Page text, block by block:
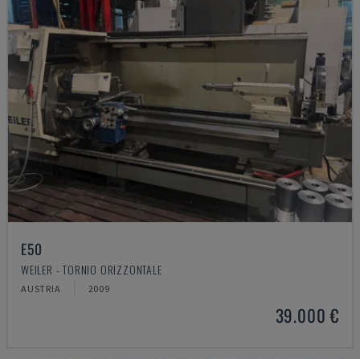
E50
WEILER - TORNIO ORIZZONTALE
AUSTRIA 2009
39.000 €